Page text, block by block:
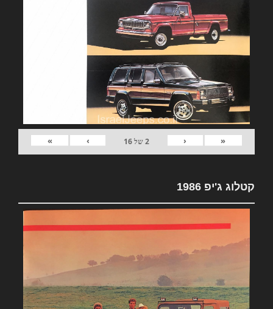
«
‹
2של16
›
»
קטלוג ג'יפ 1986